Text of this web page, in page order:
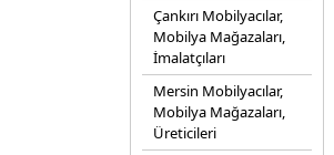
Çankırı Mobilyacılar,
Mobilya Mağazaları,
İmalatçıları
Mersin Mobilyacılar,
Mobilya Mağazaları,
Üreticileri